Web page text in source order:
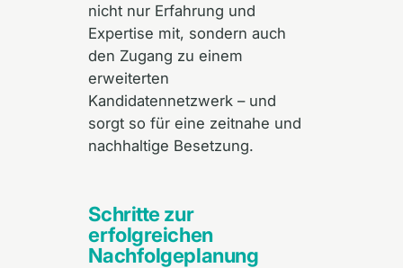
nicht nur Erfahrung und
Expertise mit, sondern auch
den Zugang zu einem
erweiterten
Kandidatennetzwerk – und
sorgt so für eine zeitnahe und
nachhaltige Besetzung.
Schritte zur
erfolgreichen
Nachfolgeplanung